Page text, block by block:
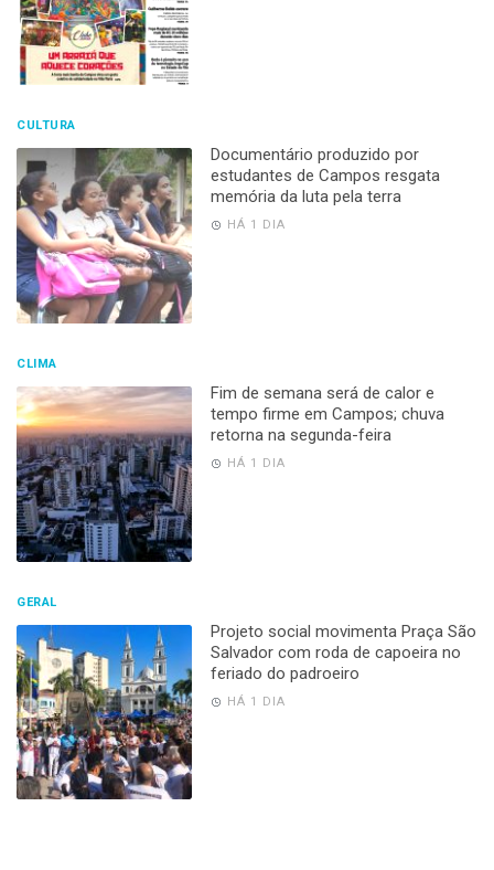
CULTURA
Documentário produzido por
estudantes de Campos resgata
memória da luta pela terra
HÁ 1 DIA
CLIMA
Fim de semana será de calor e
tempo firme em Campos; chuva
retorna na segunda-feira
HÁ 1 DIA
GERAL
Projeto social movimenta Praça São
Salvador com roda de capoeira no
feriado do padroeiro
HÁ 1 DIA